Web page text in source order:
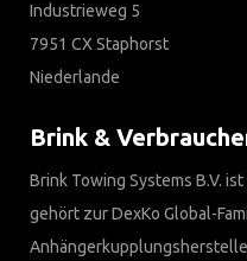
Industrieweg 5
7951 CX Staphorst
Niederlande
Brink &
Brink Towing Systems B.V.
gehört zur DexKo Global-